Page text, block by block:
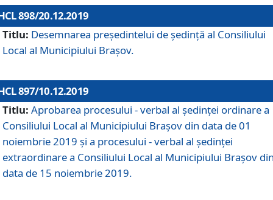
898/20.12.2019
Titlu: Desemnarea preşedintelui de şedinţă al Consiliului
Local al Municipiului Braşov.
897/10.12.2019
Titlu: Aprobarea procesului - verbal al şedinţei ordinare a
Consiliului Local al Municipiului Brașov din data de 01
noiembrie 2019 și a procesului - verbal al ședinței
extraordinare a Consiliului Local al Municipiului Brașov
data de 15 noiembrie 2019.